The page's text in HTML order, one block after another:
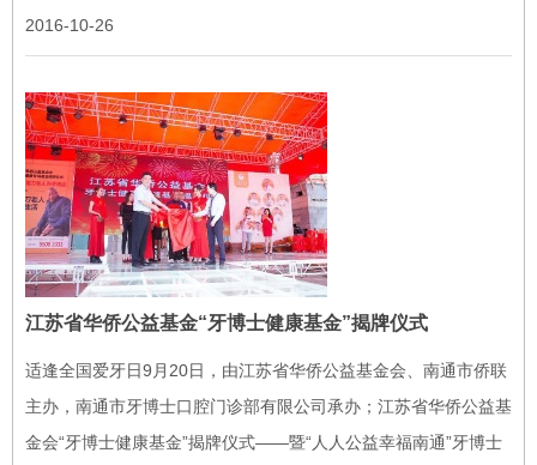
人民政府副省长张雷；江苏省人民政府副秘书长、省政务服务管理
办公室...
2016-10-26
江苏省华侨公益基金“牙博士健康基金”揭牌仪式
适逢全国爱牙日9月20日，由江苏省华侨公益基金会、南通市侨联
主办，南通市牙博士口腔门诊部有限公司承办；江苏省华侨公益基
金会“牙博士健康基金”揭牌仪式——暨“人人公益幸福南通”牙博士